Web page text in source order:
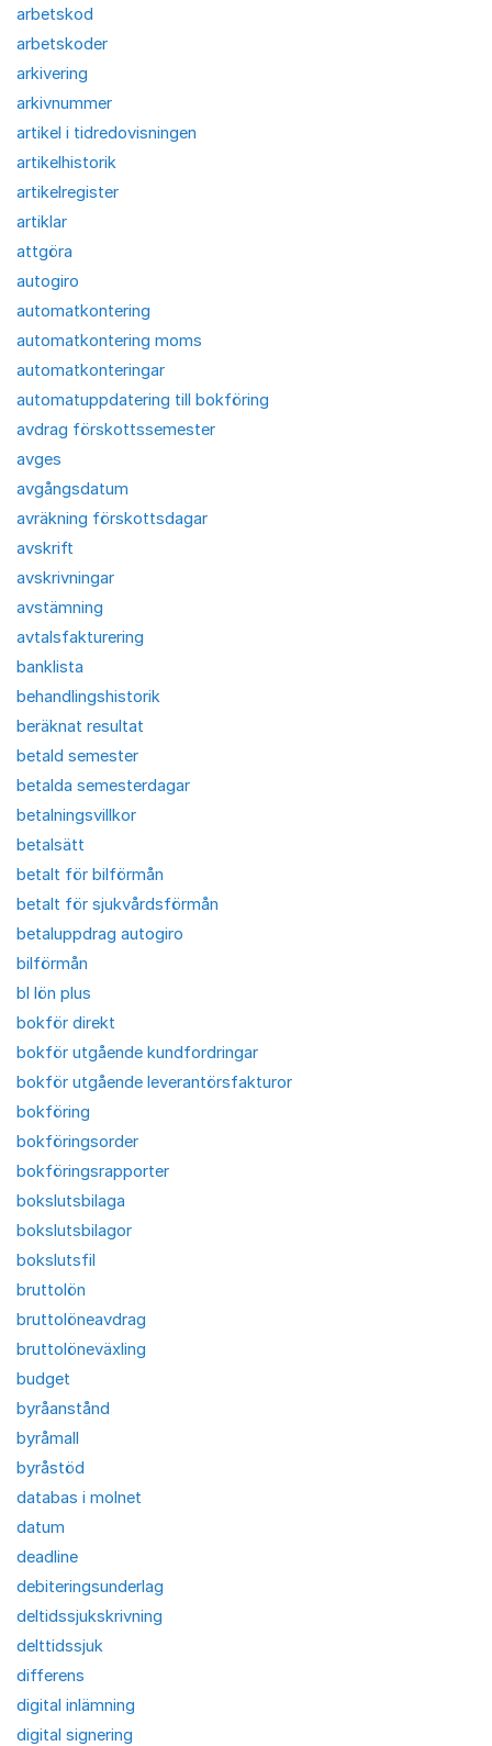
arbetskod
arbetskoder
arkivering
arkivnummer
artikel i tidredovisningen
artikelhistorik
artikelregister
artiklar
attgöra
autogiro
automatkontering
automatkontering moms
automatkonteringar
automatuppdatering till bokföring
avdrag förskottssemester
avges
avgångsdatum
avräkning förskottsdagar
avskrift
avskrivningar
avstämning
avtalsfakturering
banklista
behandlingshistorik
beräknat resultat
betald semester
betalda semesterdagar
betalningsvillkor
betalsätt
betalt för bilförmån
betalt för sjukvårdsförmån
betaluppdrag autogiro
bilförmån
bl lön plus
bokför direkt
bokför utgående kundfordringar
bokför utgående leverantörsfakturor
bokföring
bokföringsorder
bokföringsrapporter
bokslutsbilaga
bokslutsbilagor
bokslutsfil
bruttolön
bruttolöneavdrag
bruttolöneväxling
budget
byråanstånd
byråmall
byråstöd
databas i molnet
datum
deadline
debiteringsunderlag
deltidssjukskrivning
delttidssjuk
differens
digital inlämning
digital signering